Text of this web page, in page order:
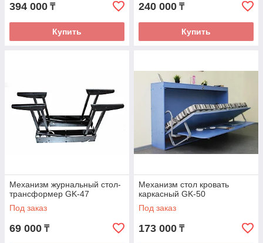
394 000 ₸
Купить
240 000 ₸
Купить
Механизм журнальный стол-
трансформер GK-47
Под заказ
69 000 ₸
Механизм стол кровать
каркасный GK-50
Под заказ
173 000 ₸